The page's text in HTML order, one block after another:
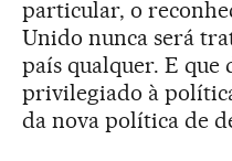
particular, o
Unido nunca será
país qualquer. E que
privilegiado à
da nova política de